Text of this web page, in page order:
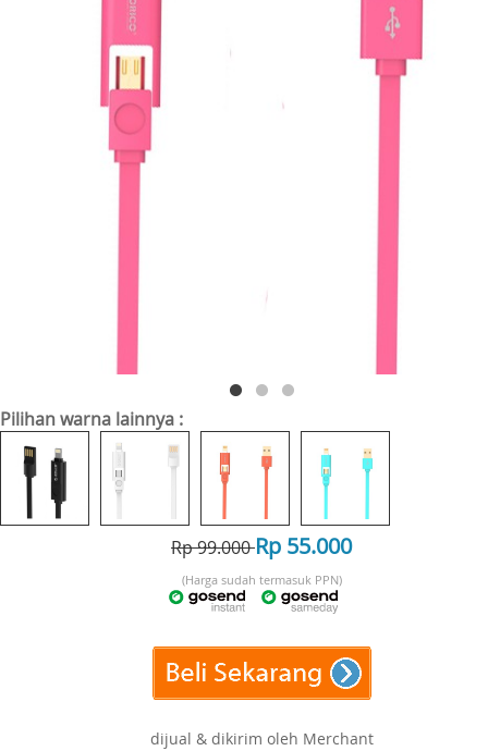
Pilihan warna lainnya :
Rp 99.000Rp 55.000
(Harga sudah termasuk PPN)
dijual & dikirim oleh Merchant